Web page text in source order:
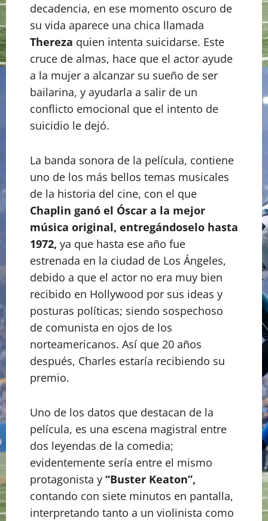
decadencia, en ese momento oscuro de
su vida aparece una chica llamada
Thereza quien intenta suicidarse. Este
cruce de almas, hace que el actor ayude
a la mujer a alcanzar su sueño de ser
bailarina, y ayudarla a salir de un
conflicto emocional que el intento de
suicidio le dejó.
La banda sonora de la película, contiene
uno de los más bellos temas musicales
de la historia del cine, con el que
Chaplin ganó el Óscar a la mejor
música original, entregándoselo hasta
1972, ya que hasta ese año fue
estrenada en la ciudad de Los Ángeles,
debido a que el actor no era muy bien
recibido en Hollywood por sus ideas y
posturas políticas; siendo sospechoso
de comunista en ojos de los
norteamericanos. Así que 20 años
después, Charles estaría recibiendo su
premio.
Uno de los datos que destacan de la
película, es una escena magistral entre
dos leyendas de la comedia;
evidentemente sería entre el mismo
protagonista y “Buster Keaton”,
contando con siete minutos en pantalla,
interpretando tanto a un violinista como